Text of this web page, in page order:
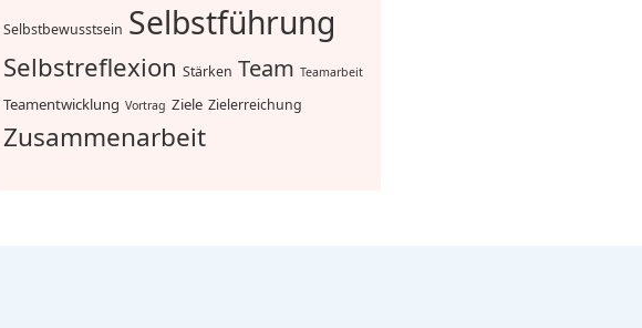
Selbstbewusstsein Selbstführung
Selbstreflexion Stärken Team Teamarbeit
Teamentwicklung Vortrag Ziele Zielerreichung
Zusammenarbeit